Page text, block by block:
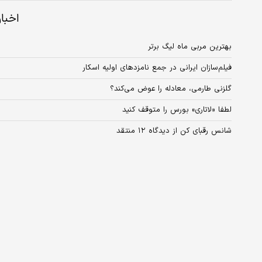
بهترین مربی ماه لیگ برتر
فیلم‌سازان ایرانی در جمع نامزدهای اولیه اسکار
گلزنی طارمی، معادله را عوض می‌کند؟
لطفا «لاتاری» بورس را متوقف کنید
شانس رقبای کن از دیدگاه ۱۲ منتقد